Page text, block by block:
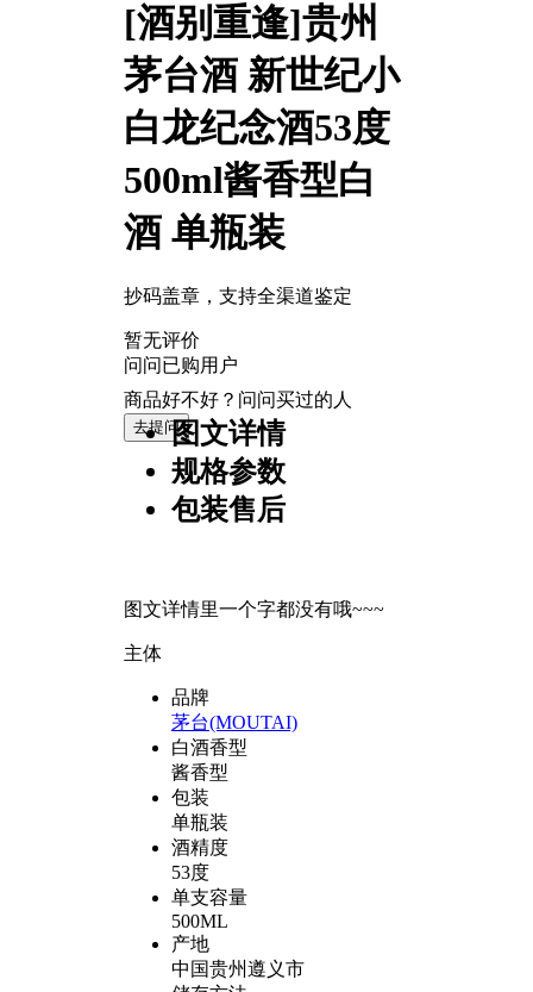
[酒别重逢]贵州
茅台酒 新世纪小
白龙纪念酒53度
500ml酱香型白
酒 单瓶装
抄码盖章，支持全渠道鉴定
暂无评价
问问已购用户
商品好不好？问问买过的人
去提问图文详情
规格参数
包装售后
图文详情里一个字都没有哦~~~
主体
品牌
茅台(MOUTAI)
白酒香型
酱香型
包装
单瓶装
酒精度
53度
单支容量
500ML
产地
中国贵州遵义市